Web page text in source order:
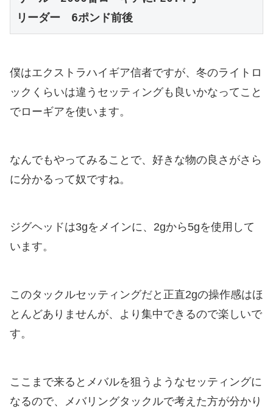
リーダー　6ポンド前後
僕はエクストラハイギア信者ですが、冬のライトロ
ックくらいは違うセッティングも良いかなってこと
でローギアを使います。
なんでもやってみることで、好きな物の良さがさら
に分かるって奴ですね。
ジグヘッドは3gをメインに、2gから5gを使用して
います。
このタックルセッティングだと正直2gの操作感はほ
とんどありませんが、より集中できるので楽しいで
す。
ここまで来るとメバルを狙うようなセッティングに
なるので、メバリングタックルで考えた方が分かり